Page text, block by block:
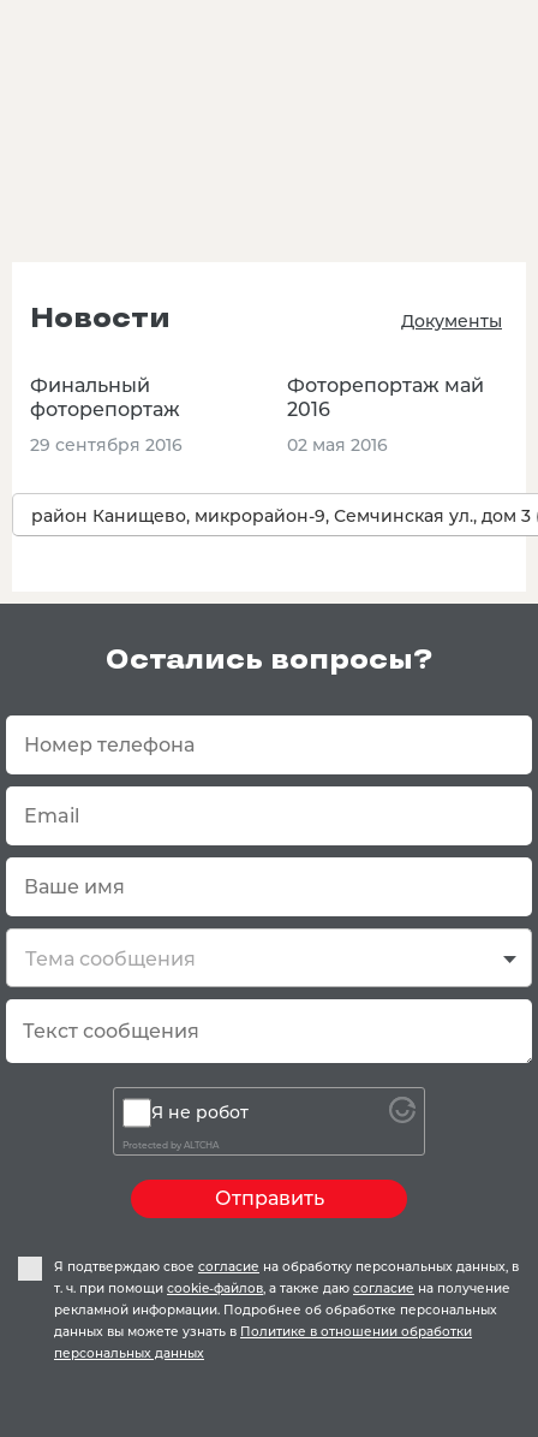
Новости
Финальный
фоторепортаж
29 сентября 2016
Фоторепортаж май
2016
02 мая 2016
район Канищево, микрорайон-9, Семчинская ул., дом 3
Документы
Остались вопросы?
Тема сообщения
Я не робот
Protected by ALTCHA
Отправить
Я подтверждаю свое согласие на обработку персональных данных, в
т. ч. при помощи cookie-файлов, а также даю согласие на получение
рекламной информации. Подробнее об обработке персональных
данных вы можете узнать в Политике в отношении обработки
персональных данных